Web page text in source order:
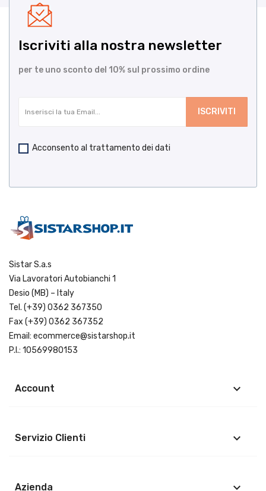
Iscriviti alla nostra newsletter
per te uno sconto del 10% sul prossimo ordine
Acconsento al trattamento dei dati
Sistar S.a.s
Via Lavoratori Autobianchi 1
Desio (MB) – Italy
Tel. (+39) 0362 367350
Fax (+39) 0362 367352
Email: ecommerce@sistarshop.it
P.I.: 10569980153
Account keyboard_arrow_down
Servizio Clienti keyboard_arrow_down
Azienda keyboard_arrow_down